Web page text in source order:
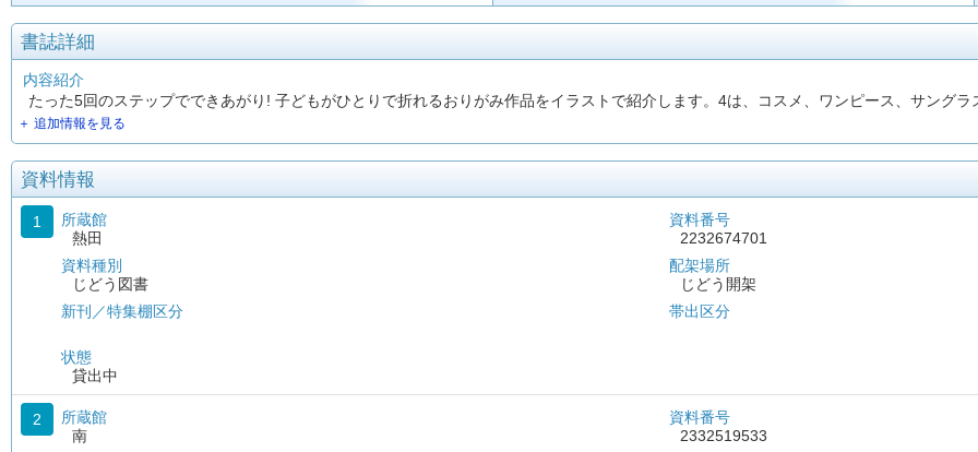
書誌詳細
内容紹介
たった5回のステップでできあがり! 子どもがひとりで折れるおりがみ作品をイラストで紹介します。4は、コスメ、ワンピース、サング
＋ 追加情報を見る
資料情報
1
所蔵館
熱田
資料種別
じどう図書
新刊／特集棚区分
状態
貸出中
資料番号
2232674701
配架場所
じどう開架
帯出区分
2
所蔵館
南
資料番号
2332519533